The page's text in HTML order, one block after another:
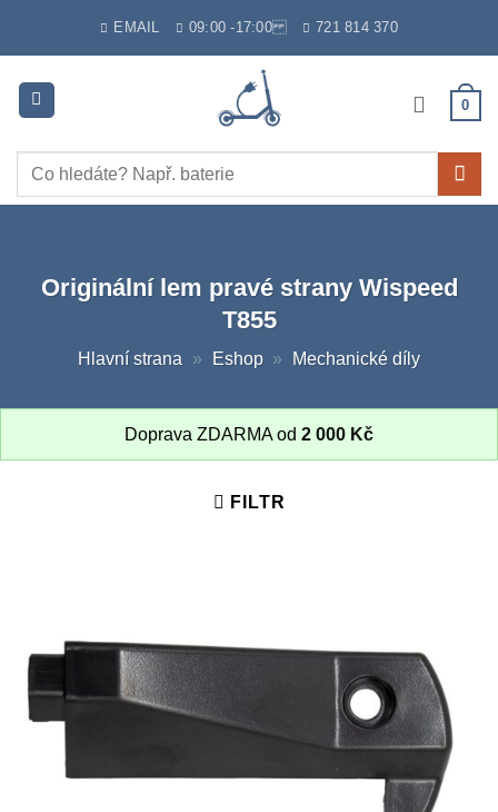
EMAIL 09:00 -17:00 721 814 370
0
Hledat:
Originální lem pravé strany Wispeed
T855
Hlavní strana » Eshop » Mechanické díly
Doprava ZDARMA od 2 000 Kč
FILTR